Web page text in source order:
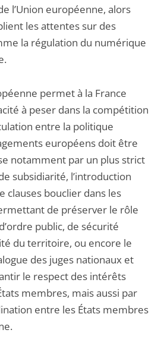
l’Union européenne, alors
les attentes sur des
la régulation du numérique
permet à la France
à peser dans la compétition
entre la politique
européens doit être
notamment par un plus strict
subsidiarité, l’introduction
clauses bouclier dans les
de préserver le rôle
public, de sécurité
du territoire, ou encore le
des juges nationaux et
le respect des intérêts
membres, mais aussi par
entre les États membres